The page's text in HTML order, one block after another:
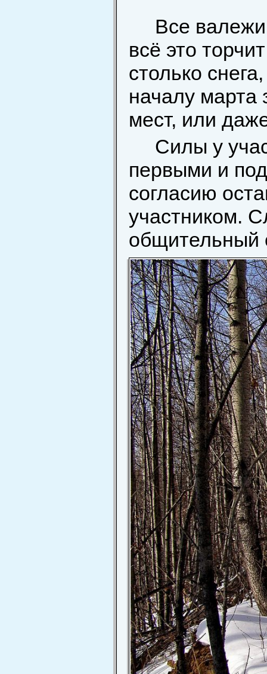
Все
всё это
столько
началу марта
мест, или
Силы у
первыми и
согласию
участником.
общительный